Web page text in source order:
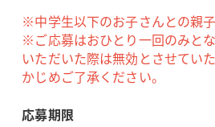
※中学生以下のお子さんとの親
※ご応募はおひとり一回のみと
いただいた際は無効とさせてい
かじめご了承ください。
応募期限